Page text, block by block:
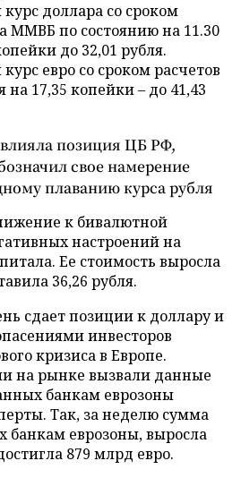
доллара со сроком
ММВБ по состоянию на 11.30
до 32,01 рубля.
евро со сроком расчетов
на 17,35 копейки – до 41,43
позиция ЦБ РФ,
свое намерение
плаванию курса рубля
к бивалютной
настроений на
Ее стоимость выросла
36,26 рубля.
сдает позиции к доллару и
инвесторов
кризиса в Европе.
на рынке вызвали данные
банкам еврозоны
Так, за неделю сумма
банкам еврозоны, выросла
879 млрд евро.